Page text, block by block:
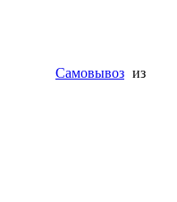
Самовывоз из